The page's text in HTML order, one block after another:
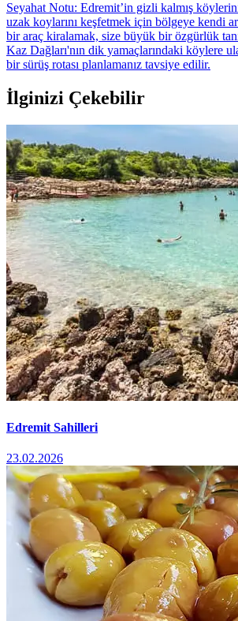
Seyahat Notu: Edremit’in gizli kalmış
uzak koylarını keşfetmek için bölgeye kendi
bir araç kiralamak, size büyük bir özgürlük
Kaz Dağları'nın dik yamaçlarındaki köylere
bir sürüş rotası planlamanız tavsiye edilir.
İlginizi Çekebilir
Edremit Sahilleri
23.02.2026